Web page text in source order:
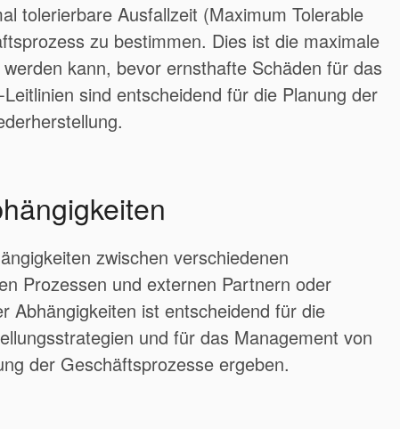
tolerierbare Ausfallzeit (Maximum Tolerable
zu bestimmen. Dies ist die maximale
kann, bevor ernsthafte Schäden für das
sind entscheidend für die Planung der
zwischen verschiedenen
Prozessen und externen Partnern oder
Abhängigkeiten ist entscheidend für die
und für das Management von
der Geschäftsprozesse ergeben.